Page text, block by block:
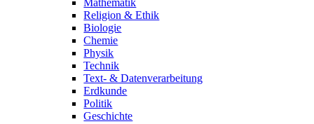
Mathematik
Religion & Ethik
Biologie
Chemie
Physik
Technik
Text- & Datenverarbeitung
Erdkunde
Politik
Geschichte